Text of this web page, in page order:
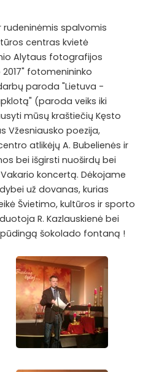
rudeninėmis spalvomis
centras kvietė
Alytaus fotografijos
fotomenininko
paroda "Lietuva -
(paroda veiks iki
mūsų kraštiečių Kęsto
Vžesniausko poezija,
atlikėjų A. Bubelienės ir
bei išgirsti nuoširdų bei
koncertą. Dėkojame
už dovanas, kurias
Švietimo, kultūros ir sporto
R. Kazlauskienė bei
šokolado fontaną !